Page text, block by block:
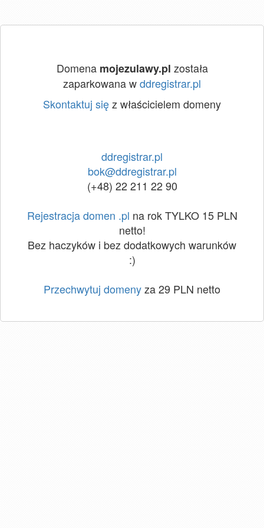
Domena mojezulawy.pl została
zaparkowana wddregistrar.pl
Skontaktuj sięz właścicielem domeny
ddregistrar.pl
bok@ddregistrar.pl
(+48) 22 211 22 90
Rejestracja domen .pl na rok TYLKO 15 PLN
netto!
Bez haczyków i bez dodatkowych warunków
:)
Przechwytuj domenyza 29 PLN netto